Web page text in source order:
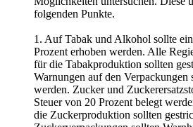
folgenden Punkte.
1. Auf Tabak und Alkohol sollte
Prozent erhoben werden. Alle
für die Tabakproduktion sollten
Warnungen auf den Verpackungen
werden. Zucker und
Steuer von 20 Prozent belegt
die Zuckerproduktion sollten